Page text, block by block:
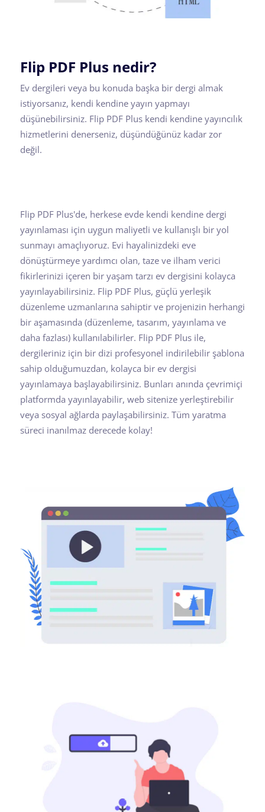
Flip PDF Plus nedir?
Ev dergileri veya bu konuda başka bir dergi almak
istiyorsanız, kendi kendine yayın yapmayı
düşünebilirsiniz. Flip PDF Plus kendi kendine yayıncılık
hizmetlerini denerseniz, düşündüğünüz kadar zor
değil.
Flip PDF Plus'de, herkese evde kendi kendine dergi
yayınlaması için uygun maliyetli ve kullanışlı bir yol
sunmayı amaçlıyoruz. Evi hayalinizdeki eve
dönüştürmeye yardımcı olan, taze ve ilham verici
fikirlerinizi içeren bir yaşam tarzı ev dergisini kolayca
yayınlayabilirsiniz. Flip PDF Plus, güçlü yerleşik
düzenleme uzmanlarına sahiptir ve projenizin herhangi
bir aşamasında (düzenleme, tasarım, yayınlama ve
daha fazlası) kullanılabilirler. Flip PDF Plus ile,
dergileriniz için bir dizi profesyonel indirilebilir şablona
sahip olduğumuzdan, kolayca bir ev dergisi
yayınlamaya başlayabilirsiniz. Bunları anında çevrimiçi
platformda yayınlayabilir, web sitenize yerleştirebilir
veya sosyal ağlarda paylaşabilirsiniz. Tüm yaratma
süreci inanılmaz derecede kolay!